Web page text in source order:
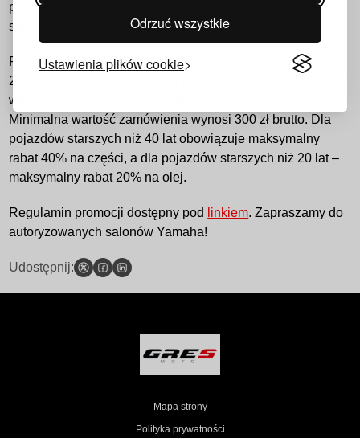
Odrzuć wszystkie
Ustawienia plików cookie
promocji „Yamaha Youngtimer” – najlepszy moment, by
sporo zaoszczędzić!
Promocja „Yamaha Youngtimer” obowiązuje od 2 grudnia
2024 do 28 lutego 2025 roku i jest skierowana do
właścicieli pojazdów z co najmniej 15-letnim stażem.
Minimalna wartość zamówienia wynosi 300 zł brutto. Dla
pojazdów starszych niż 40 lat obowiązuje maksymalny
rabat 40% na części, a dla pojazdów starszych niż 20 lat –
maksymalny rabat 20% na olej.
Regulamin promocji dostępny pod linkiem. Zapraszamy do
autoryzowanych salonów Yamaha!
Udostępnij:
Mapa strony
Polityka prywatności